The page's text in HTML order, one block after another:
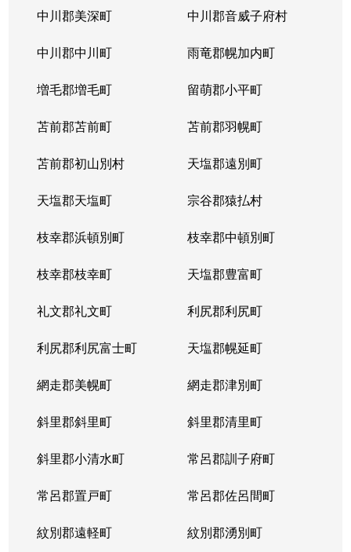
中川郡美深町 中川郡音威子府村
中川郡中川町 雨竜郡幌加内町
増毛郡増毛町 留萌郡小平町
苫前郡苫前町 苫前郡羽幌町
苫前郡初山別村 天塩郡遠別町
天塩郡天塩町 宗谷郡猿払村
枝幸郡浜頓別町 枝幸郡中頓別町
枝幸郡枝幸町 天塩郡豊富町
礼文郡礼文町 利尻郡利尻町
利尻郡利尻富士町 天塩郡幌延町
網走郡美幌町 網走郡津別町
斜里郡斜里町 斜里郡清里町
斜里郡小清水町 常呂郡訓子府町
常呂郡置戸町 常呂郡佐呂間町
紋別郡遠軽町 紋別郡湧別町